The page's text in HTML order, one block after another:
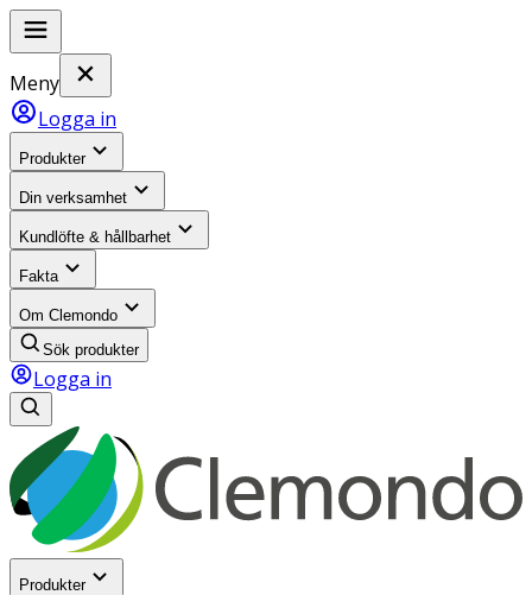
Meny
Logga in
Produkter
Din verksamhet
Kundlöfte & hållbarhet
Fakta
Om Clemondo
Sök produkter
Logga in
Produkter